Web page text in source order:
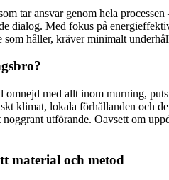
tar ansvar genom hela
dialog. Med fokus på
håller, kräver minimalt
med allt inom murning,
klimat, lokala förhållanden och
utförande. Oavsett om
material och metod